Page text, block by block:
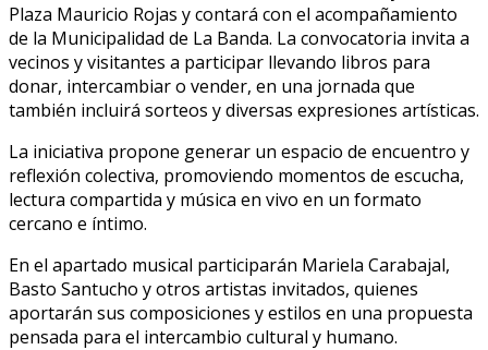
Plaza Mauricio Rojas y contará con el acompañamiento
de la Municipalidad de La Banda. La convocatoria invita a
vecinos y visitantes a participar llevando libros para
donar, intercambiar o vender, en una jornada que
también incluirá sorteos y diversas expresiones artísticas.
La iniciativa propone generar un espacio de encuentro y
reflexión colectiva, promoviendo momentos de escucha,
lectura compartida y música en vivo en un formato
cercano e íntimo.
En el apartado musical participarán Mariela Carabajal,
Basto Santucho y otros artistas invitados, quienes
aportarán sus composiciones y estilos en una propuesta
pensada para el intercambio cultural y humano.